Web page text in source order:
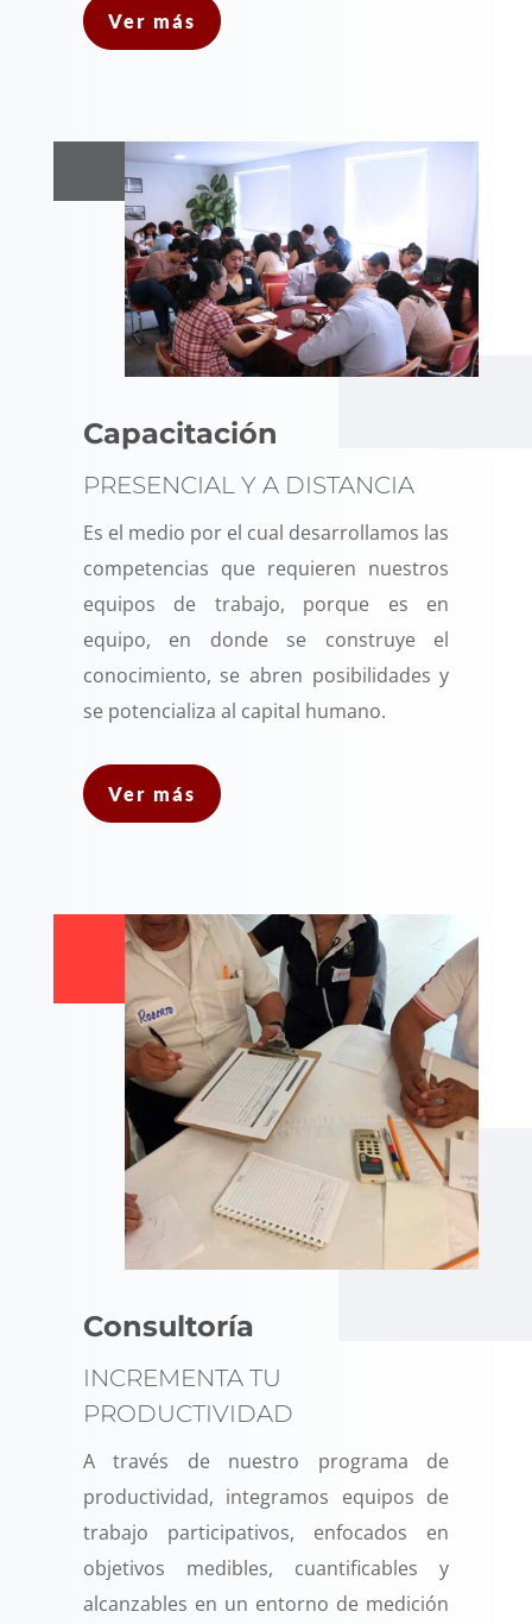
Ver más
Capacitación
PRESENCIAL Y A DISTANCIA
Es el medio por el cual desarrollamos las
competencias que requieren nuestros
equipos de trabajo, porque es en
equipo, en donde se construye el
conocimiento, se abren posibilidades y
se potencializa al capital humano.
Ver más
Consultoría
INCREMENTA TU
PRODUCTIVIDAD
A través de nuestro programa de
productividad, integramos equipos de
trabajo participativos, enfocados en
objetivos medibles, cuantificables y
alcanzables en un entorno de medición